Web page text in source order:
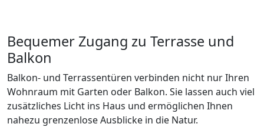
Bequemer Zugang zu Terrasse und
Balkon
Balkon- und Terrassentüren verbinden nicht nur Ihren
Wohnraum mit Garten oder Balkon. Sie lassen auch viel
zusätzliches Licht ins Haus und ermöglichen Ihnen
nahezu grenzenlose Ausblicke in die Natur.